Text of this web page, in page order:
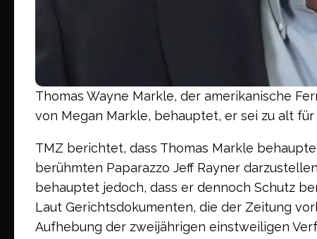
Thomas Wayne Markle, der amerikanische
von Megan Markle, behauptet, er sei zu alt
TMZ berichtet, dass Thomas Markle
berühmten Paparazzo Jeff Rayner
behauptet jedoch, dass er dennoch Schutz
Laut Gerichtsdokumenten, die der Zeitung
Aufhebung der zweijährigen einstweiligen